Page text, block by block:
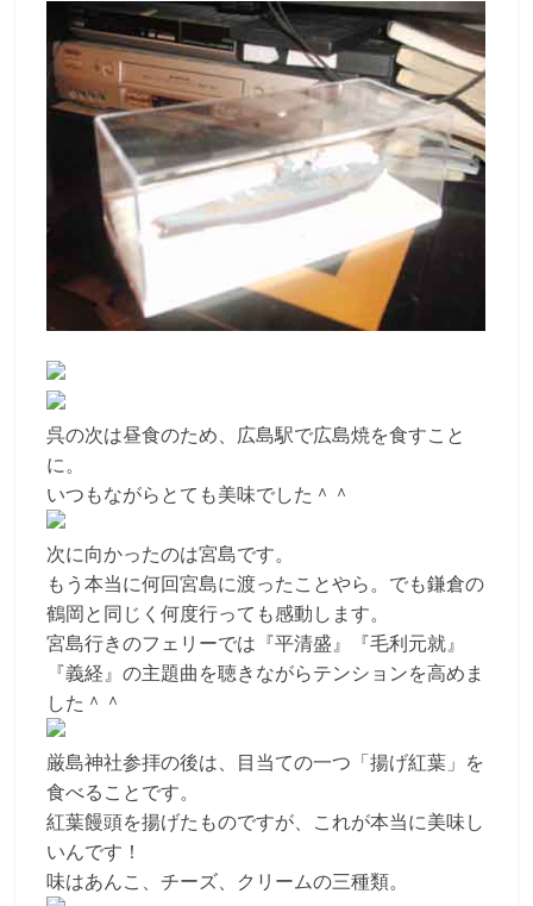
呉の次は昼食のため、広島駅で広島焼を食すこと
に。
いつもながらとても美味でした＾＾
次に向かったのは宮島です。
もう本当に何回宮島に渡ったことやら。でも鎌倉の
鶴岡と同じく何度行っても感動します。
宮島行きのフェリーでは『平清盛』『毛利元就』
『義経』の主題曲を聴きながらテンションを高めま
した＾＾
厳島神社参拝の後は、目当ての一つ「揚げ紅葉」を
食べることです。
紅葉饅頭を揚げたものですが、これが本当に美味し
いんです！
味はあんこ、チーズ、クリームの三種類。